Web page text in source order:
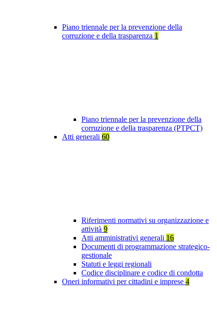
Piano triennale per la prevenzione della
corruzione e della trasparenza 1
Piano triennale per la prevenzione della
corruzione e della trasparenza (PTPCT)
Atti generali 60
Riferimenti normativi su organizzazione e
attività 9
Atti amministrativi generali 16
Documenti di programmazione strategico-
gestionale
Statuti e leggi regionali
Codice disciplinare e codice di condotta
Oneri informativi per cittadini e imprese 4